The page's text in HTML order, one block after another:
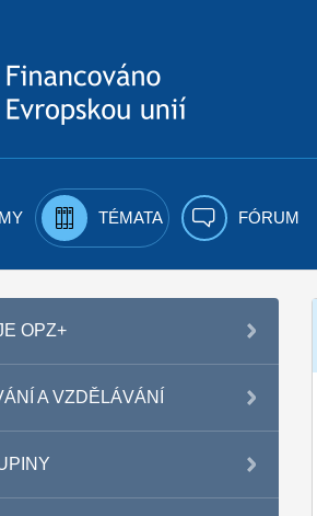
TÉMATA FÓRUM
OPZ+
A VZDĚLÁVÁNÍ